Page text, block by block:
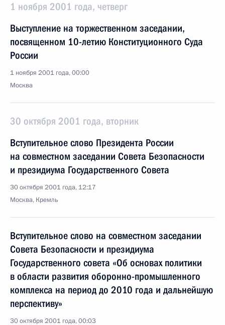
1 ноября 2001 года, четверг
Выступление на торжественном заседании,
посвященном 10-летию Конституционного Суда
России
1 ноября 2001 года, 00:00
Москва
30 октября 2001 года, вторник
Вступительное слово Президента России
на совместном заседании Совета Безопасности
и президиума Государственного Совета
30 октября 2001 года, 12:17
Москва, Кремль
Вступительное слово на совместном заседании
Совета Безопасности и президиума
Государственного совета «Об основах политики
в области развития оборонно-промышленного
комплекса на период до 2010 года и дальнейшую
перспективу»
30 октября 2001 года, 00:03